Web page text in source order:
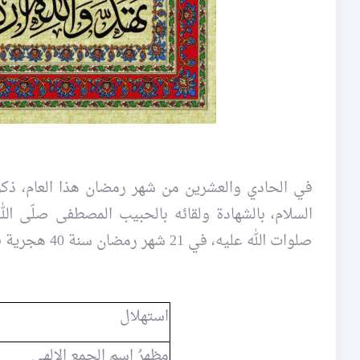
السلام، بالشهادة ولقائه بالحبيب المصطفى
صلوات الله عليه، في 21 شهر رمضان سنة 40 هجرية في محراب مسجد الكوفة.
استهلال